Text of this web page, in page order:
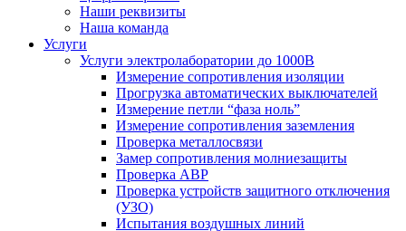
Наши реквизиты
Наша команда
Услуги
Услуги электролаборатории до 1000В
Измерение сопротивления изоляции
Прогрузка автоматических выключателей
Измерение петли “фаза ноль”
Измерение сопротивления заземления
Проверка металлосвязи
Замер сопротивления молниезащиты
Проверка АВР
Проверка устройств защитного отключения
(УЗО)
Испытания воздушных линий